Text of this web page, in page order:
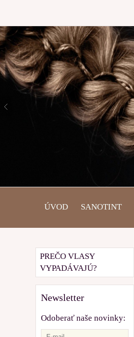
ÚVOD SANOTINT
PREČO VLASY
VYPADÁVAJÚ?
Newsletter
Odoberať naše novinky: